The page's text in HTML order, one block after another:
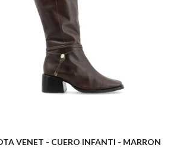
VENET - CUERO INFANTI - MARRON